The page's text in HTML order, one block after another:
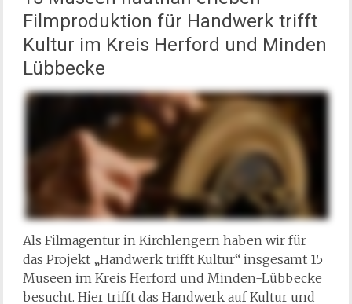
Filmproduktion für Handwerk trifft
Kultur im Kreis Herford und Minden
Lübbecke
Als Filmagentur in Kirchlengern haben wir für
das Projekt „Handwerk trifft Kultur“ insgesamt 15
Museen im Kreis Herford und Minden-Lübbecke
besucht. Hier trifft das Handwerk auf Kultur und